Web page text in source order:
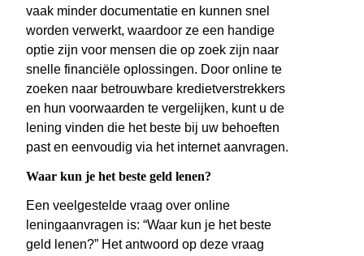
vaak minder documentatie en kunnen snel
worden verwerkt, waardoor ze een handige
optie zijn voor mensen die op zoek zijn naar
snelle financiële oplossingen. Door online te
zoeken naar betrouwbare kredietverstrekkers
en hun voorwaarden te vergelijken, kunt u de
lening vinden die het beste bij uw behoeften
past en eenvoudig via het internet aanvragen.
Waar kun je het beste geld lenen?
Een veelgestelde vraag over online
leningaanvragen is: “Waar kun je het beste
geld lenen?” Het antwoord op deze vraag